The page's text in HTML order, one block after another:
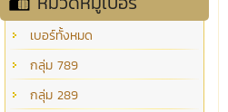
เบอร์ทั้งหมด
กลุ่ม 789
กลุ่ม 289